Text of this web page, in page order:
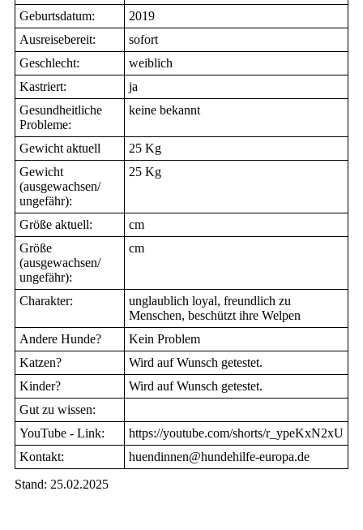
Geburtsdatum:
2019
Ausreisebereit:
sofort
Geschlecht:
weiblich
Kastriert:
ja
Gesundheitliche
Probleme:
keine bekannt
Gewicht aktuell
25 Kg
Gewicht
(ausgewachsen/
ungefähr):
25 Kg
Größe aktuell:
cm
Größe
(ausgewachsen/
ungefähr):
cm
Charakter:
unglaublich loyal, freundlich zu
Menschen, beschützt ihre Welpen
Andere Hunde?
Kein Problem
Katzen?
Wird auf Wunsch getestet.
Kinder?
Wird auf Wunsch getestet.
Gut zu wissen:
YouTube - Link:
https://youtube.com/shorts/r_ypeKxN2xU
Kontakt:
huendinnen@hundehilfe-europa.de
Stand: 25.02.2025